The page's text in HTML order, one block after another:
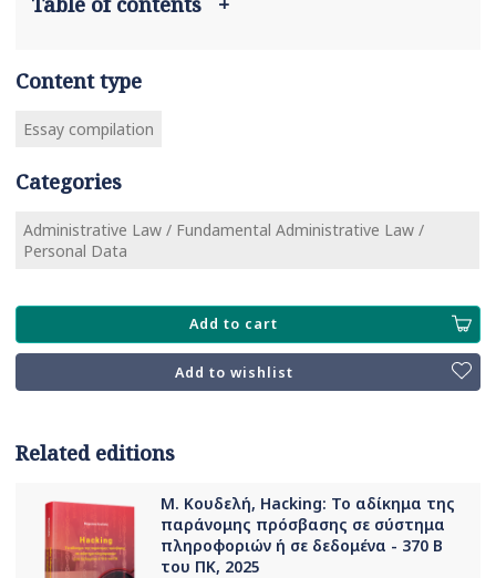
Content type
Essay compilation
Categories
Administrative Law / Fundamental Administrative Law /
Personal Data
Add to cart
Add to wishlist
Related editions
Μ. Κουδελή, Hacking: Το αδίκημα της
παράνομης πρόσβασης σε σύστημα
πληροφοριών ή σε δεδομένα - 370 Β
του ΠΚ, 2025